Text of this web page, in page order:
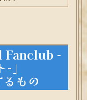
Fanclub -
」
もの